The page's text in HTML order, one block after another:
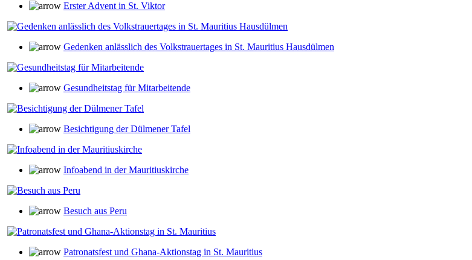
Erster Advent in St. Viktor
Gedenken anlässlich des Volkstrauertages in St. Mauritius Hausdülmen
Gesundheitstag für Mitarbeitende
Besichtigung der Dülmener Tafel
Infoabend in der Mauritiuskirche
Besuch aus Peru
Patronatsfest und Ghana-Aktionstag in St. Mauritius